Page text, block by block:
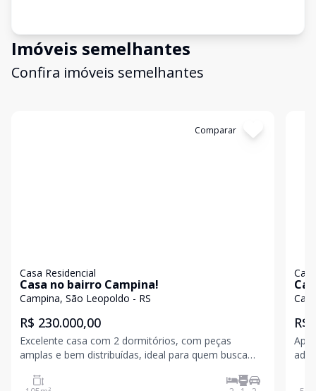
Imóveis semelhantes
Confira imóveis semelhantes
Comparar
Casa Residencial
Casa no bairro Campina!
Campina, São Leopoldo - RS
R$ 230.000,00
Excelente casa com 2 dormitórios, com peças
amplas e bem distribuídas, ideal para quem busca
comércios e serviços, com fácil acesso à BR-116. Um
R$